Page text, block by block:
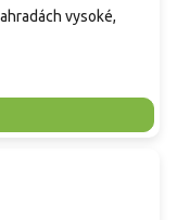
vysoké,